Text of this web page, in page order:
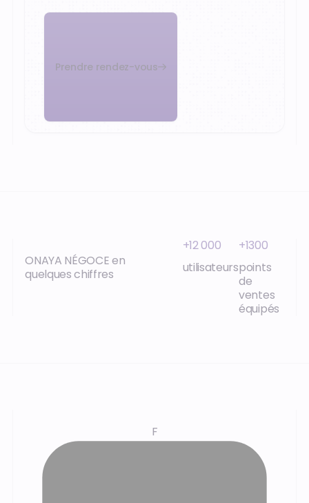
Prendre rendez-vous
ONAYA NÉGOCE en
quelques chiffres
+12 000
utilisateurs
+1300
points
de
ventes
équipés
F